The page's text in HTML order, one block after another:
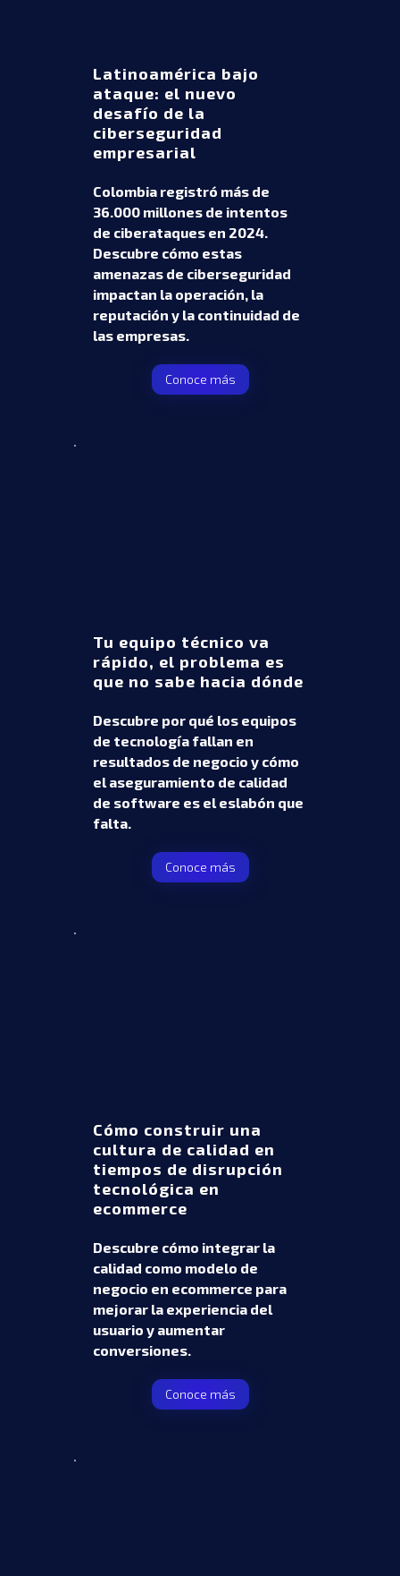
Latinoamérica bajo
ataque: el nuevo
desafío de la
ciberseguridad
empresarial
Colombia registró más de
36.000 millones de intentos
de ciberataques en 2024.
Descubre cómo estas
amenazas de ciberseguridad
impactan la operación, la
reputación y la continuidad de
las empresas.
Conoce más
Tu equipo técnico va
rápido, el problema es
que no sabe hacia dónde
Descubre por qué los equipos
de tecnología fallan en
resultados de negocio y cómo
el aseguramiento de calidad
de software es el eslabón que
falta.
Conoce más
Cómo construir una
cultura de calidad en
tiempos de disrupción
tecnológica en
ecommerce
Descubre cómo integrar la
calidad como modelo de
negocio en ecommerce para
mejorar la experiencia del
usuario y aumentar
conversiones.
Conoce más